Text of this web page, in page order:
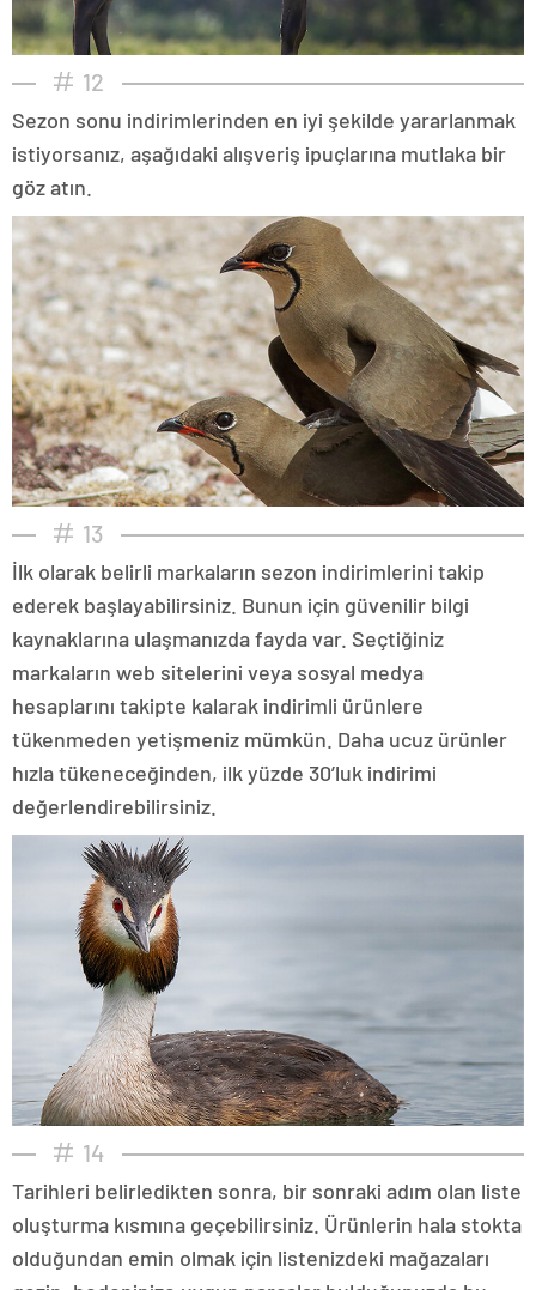
12
Sezon sonu indirimlerinden en iyi şekilde yararlanmak
istiyorsanız, aşağıdaki alışveriş ipuçlarına mutlaka bir
göz atın.
13
İlk olarak belirli markaların sezon indirimlerini takip
ederek başlayabilirsiniz. Bunun için güvenilir bilgi
kaynaklarına ulaşmanızda fayda var. Seçtiğiniz
markaların web sitelerini veya sosyal medya
hesaplarını takipte kalarak indirimli ürünlere
tükenmeden yetişmeniz mümkün. Daha ucuz ürünler
hızla tükeneceğinden, ilk yüzde 30’luk indirimi
değerlendirebilirsiniz.
14
Tarihleri belirledikten sonra, bir sonraki adım olan liste
oluşturma kısmına geçebilirsiniz. Ürünlerin hala stokta
olduğundan emin olmak için listenizdeki mağazaları